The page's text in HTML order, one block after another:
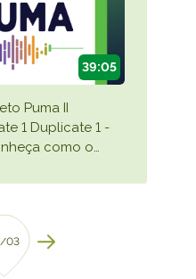
39:05
Puma II
1 Duplicate 1 -
como o…
/03